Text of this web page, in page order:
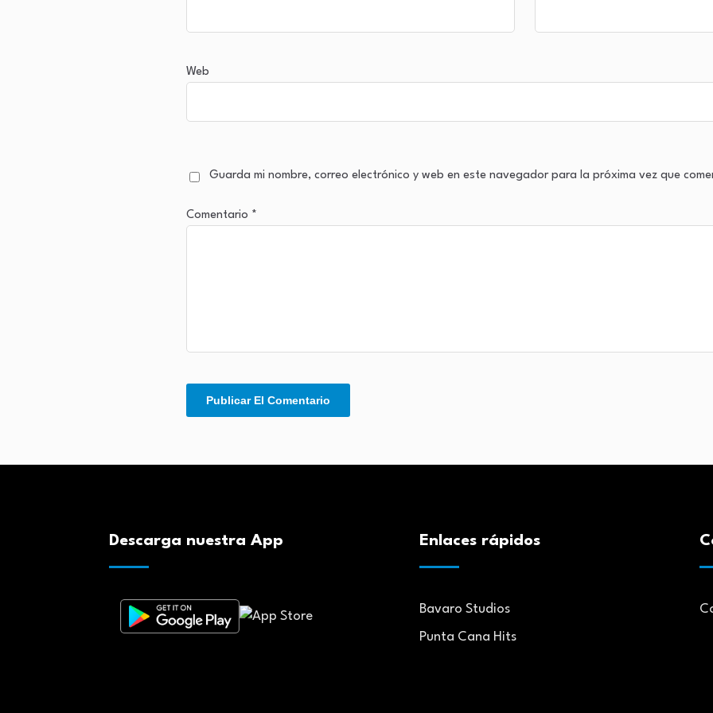
Web
Guarda mi nombre, correo electrónico y web en este navegador para la próxima vez que
Comentario *
Descarga nuestra App Enlaces rápidos
Bavaro Studios
Punta Cana Hits